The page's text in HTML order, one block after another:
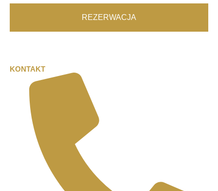
REZERWACJA
KONTAKT